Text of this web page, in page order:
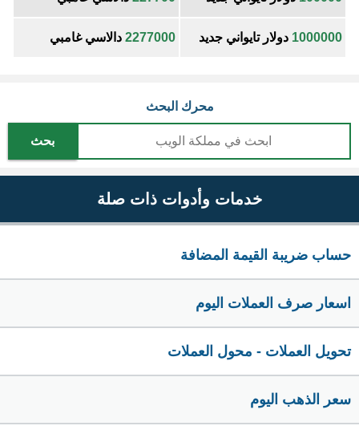
1000000 دولار تايواني جديد 2277000 دالاسي غامبي
محرك البحث
بحث
خدمات وأدوات ذات صلة
حساب ضريبة القيمة المضافة
اسعار صرف العملات اليوم
تحويل العملات - محول العملات
سعر الذهب اليوم